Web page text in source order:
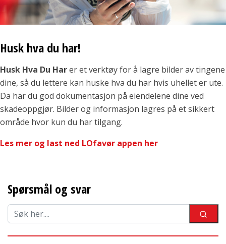
Husk hva du har!
Husk Hva Du Harer et verktøy for å lagre bilder av tingene
dine, så du lettere kan huske hva du har hvis uhellet er ute.
Da har du god dokumentasjon på eiendelene dine ved
skadeoppgjør. Bilder og informasjon lagres på et sikkert
område hvor kun du har tilgang.
Les mer og last ned LOfavør appen her
Spørsmål og svar